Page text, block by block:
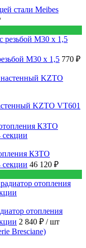
стали Meibes
М30 х 1,5 770 ₽
KZTO VT601
КЗТО
46 120 ₽
отопления
2 840 ₽ / шт